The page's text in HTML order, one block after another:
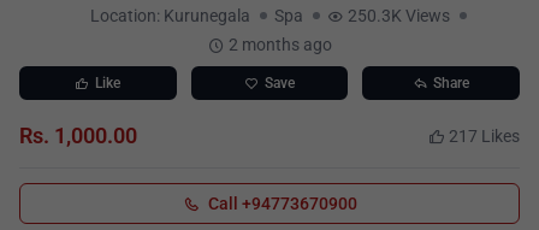
Location: Kurunegala Spa
250.3K Views
2 months ago
Like Save Share
Rs. 1,000.00 217 Likes
Call +94773670900